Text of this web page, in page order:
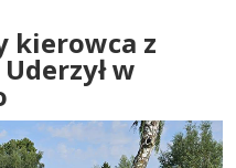
kierowca z
w